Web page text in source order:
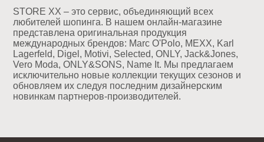
STORE XX – это сервис, объединяющий всех
любителей шопинга. В нашем онлайн-магазине
представлена оригинальная продукция
международных брендов: Marc O'Polo, MEXX, Karl
Lagerfeld, Digel, Motivi, Selected, ONLY, Jack&Jones,
Vero Moda, ONLY&SONS, Name It. Мы предлагаем
исключительно новые коллекции текущих сезонов и
обновляем их следуя последним дизайнерским
новинкам партнеров-производителей.